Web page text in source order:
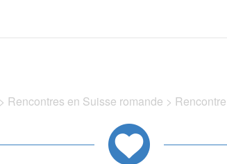
> Rencontres en Suisse romande >